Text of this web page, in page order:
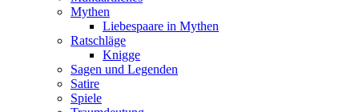
Mythen
Liebespaare in Mythen
Ratschläge
Knigge
Sagen und Legenden
Satire
Spiele